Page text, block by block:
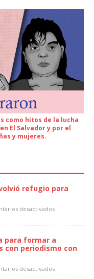
como hitos de la lucha
El Salvador y por el
y mujeres.
refugio para
desactivados
para formar a
con periodismo con
desactivados